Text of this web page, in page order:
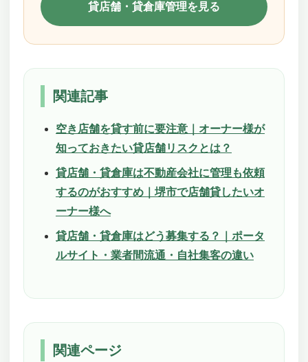
貸店舗・貸倉庫管理を見る
関連記事
空き店舗を貸す前に要注意｜オーナー様が
知っておきたい貸店舗リスクとは？
貸店舗・貸倉庫は不動産会社に管理も依頼
するのがおすすめ｜堺市で店舗貸したいオ
ーナー様へ
貸店舗・貸倉庫はどう募集する？｜ポータ
ルサイト・業者間流通・自社集客の違い
関連ページ